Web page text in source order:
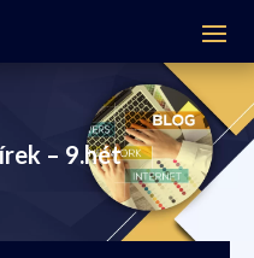
– 9.hét